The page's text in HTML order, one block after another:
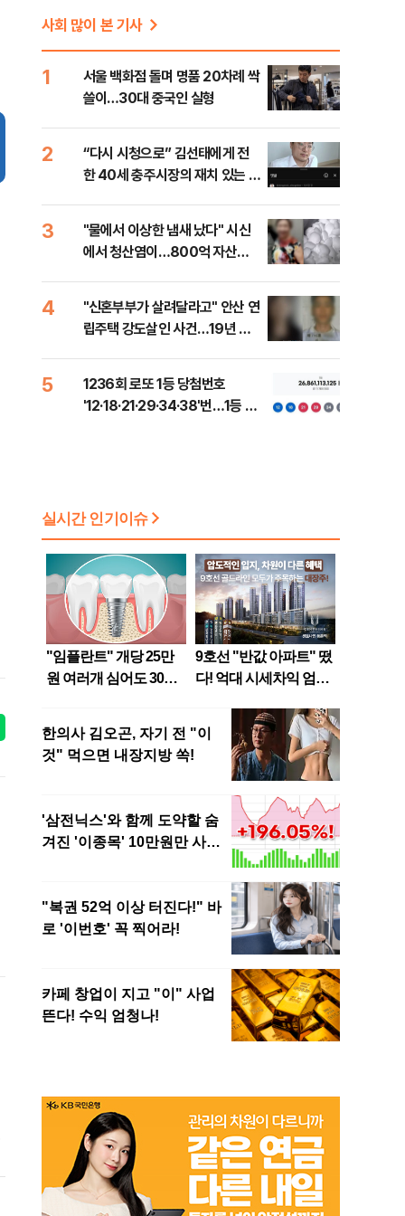
사회 많이 본 기사
1
서울 백화점 돌며 명품 20차례 싹
쓸이…30대 중국인 실형
2
“다시 시청으로” 김선태에게 전
한 40세 충주시장의 재치 있는 제
3
"물에서 이상한 냄새 났다" 시신
에서 청산염이…800억 자산가
4
"신혼부부가 살려달라고" 안산 연
립주택 강도살인 사건…19년 만
5
1236회 로또 1등 당첨번호
'12·18·21·29·34·38'번…1등 당